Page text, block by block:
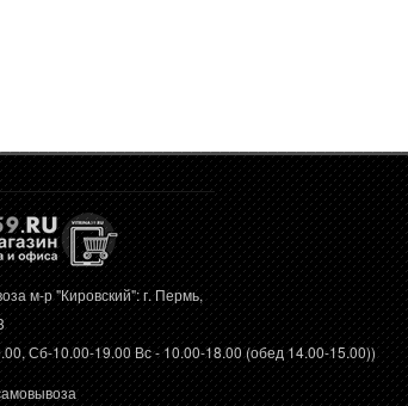
м-р "Кировский": г. Пермь,
Сб-10.00-19.00 Вс - 10.00-18.00 (обед 14.00-15.00))